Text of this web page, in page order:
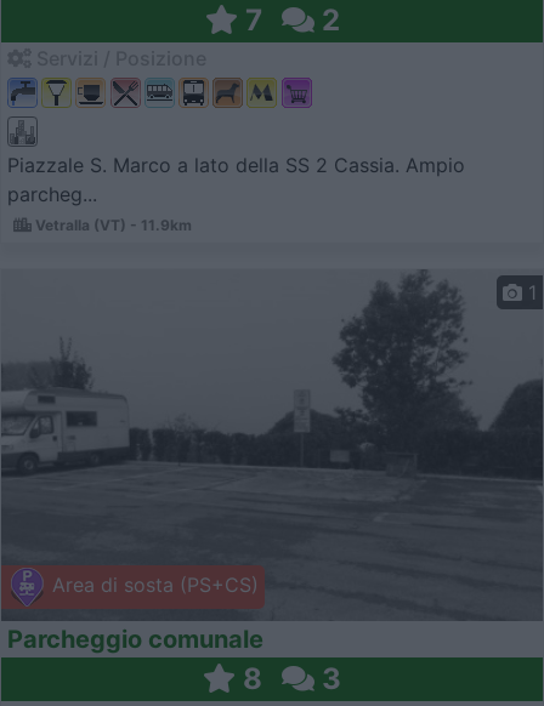
7 2
Piazzale S. Marco a lato della SS 2 Cassia. Ampio
parcheg...
Vetralla (VT) - 11.9km
Area di sosta (PS+CS)
1
Parcheggio comunale
8 3